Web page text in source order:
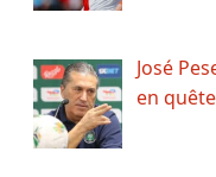
José
en